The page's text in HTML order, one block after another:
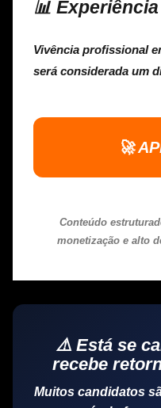
📊
Vivência profissional
será considerada um
🚀
Conteúdo
monetização e alto
⚠️ Está se
recebe
Muitos candidatos